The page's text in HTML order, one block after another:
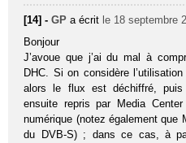
[14] -GP a écrit le 18 septembre
Bonjour
J’avoue que j’ai du mal à
DHC. Si on considère
alors le flux est déchiffré,
ensuite repris par Media
numérique (notez également que
du DVB-S) ; dans ce cas, à